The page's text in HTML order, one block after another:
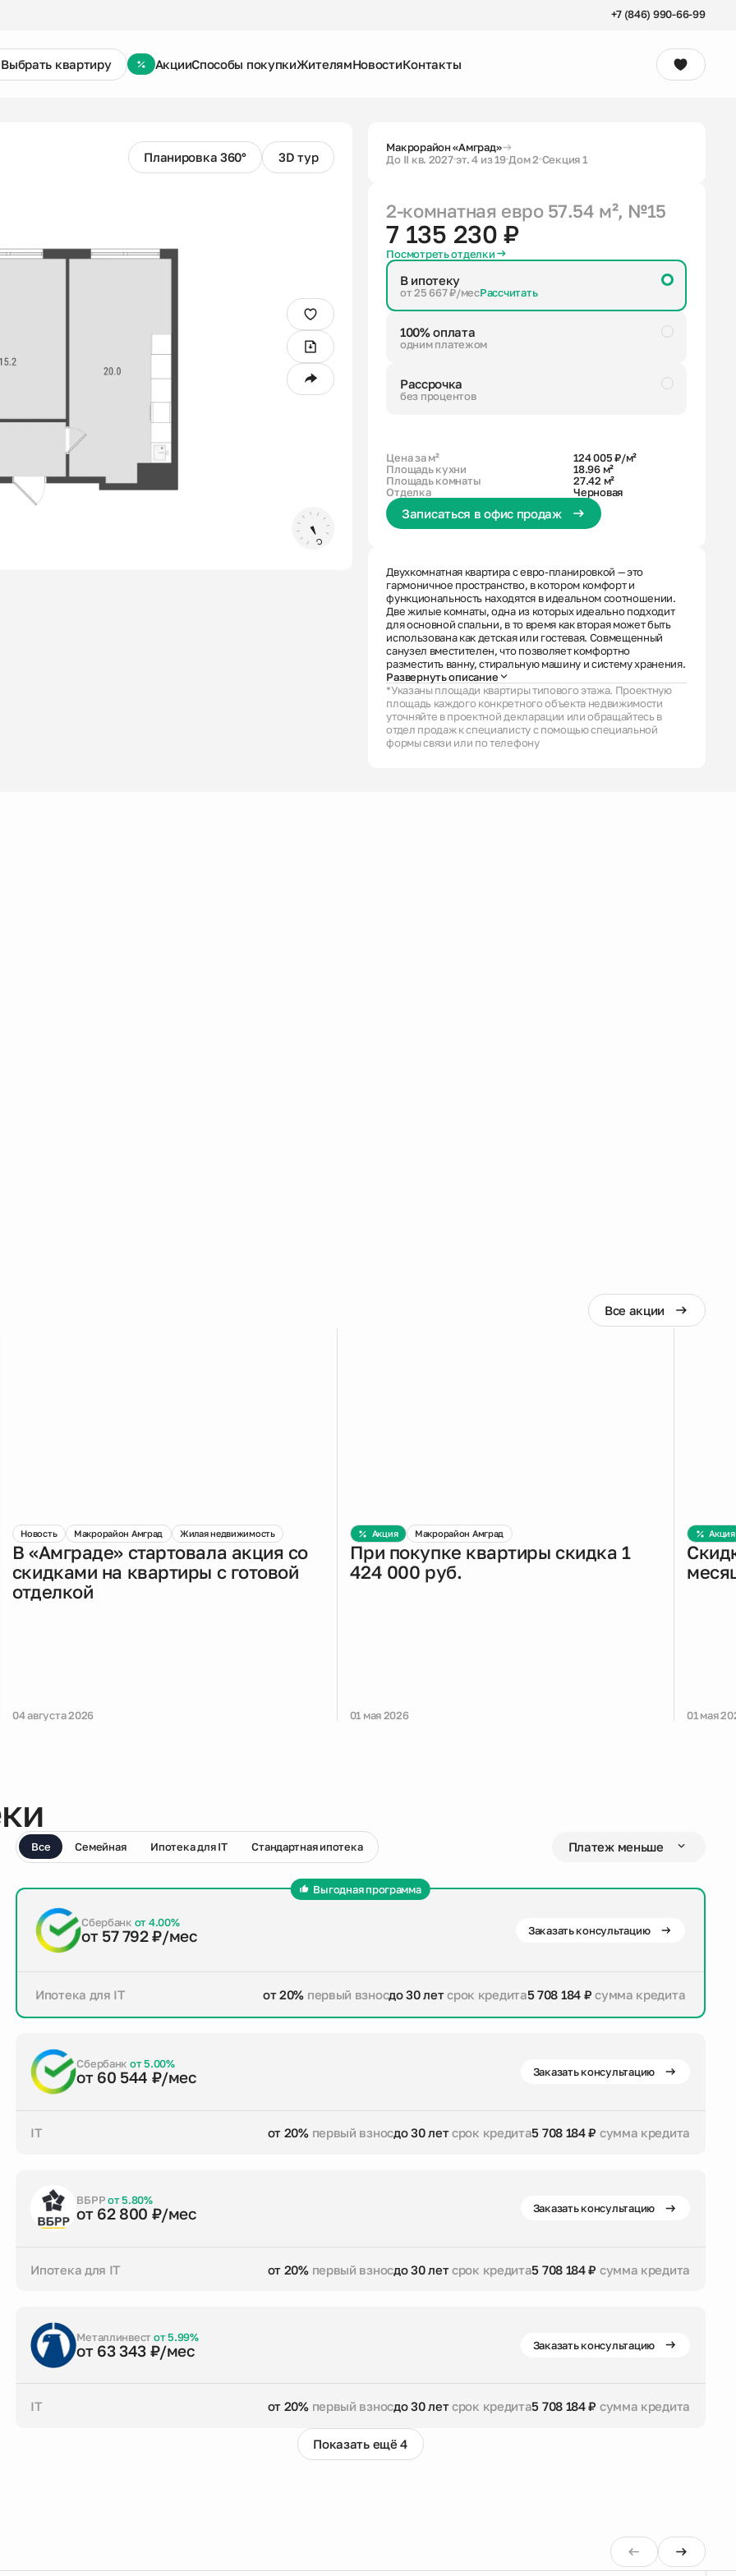
+7 (846) 990-66-99
Выбрать квартиру АкцииСпособы покупкиЖителямНовостиКонтакты
Планировка 360° 3D тур
Макрорайон «Амград»
До II кв. 2027 эт. 4 из 19 Дом 2 Секция 1
2-комнатная евро 57.54 м², №15
7 135 230 ₽
Посмотреть отделки
В ипотеку
от 25 667 ₽/месРассчитать
100% оплата
одним платежом
Рассрочка
без процентов
Цена за м²
124 005 ₽/м²
Площадь кухни
18.96 м²
Площадь комнаты
27.42 м²
Отделка
Черновая
Записаться в офис продаж
Двухкомнатная квартира с евро-планировкой — это
гармоничное пространство, в котором комфорт и
функциональность находятся в идеальном соотношении.
Две жилые комнаты, одна из которых идеально подходит
для основной спальни, в то время как вторая может быть
использована как детская или гостевая. Совмещенный
санузел вместителен, что позволяет комфортно
разместить ванну, стиральную машину и систему хранения.
Развернуть описание
*Указаны площади квартиры типового этажа. Проектную
площадь каждого конкретного объекта недвижимости
уточняйте в проектной декларации или обращайтесь в
отдел продаж к специалисту с помощью специальной
формы связи или по телефону
Все акции
Новость Макрорайон Амград Жилая недвижимость
В «Амграде» стартовала акция со
скидками на квартиры с готовой
отделкой
04 августа 2026
Акция Макрорайон Амград
При покупке квартиры скидка 1
424 000 руб.
01 мая 2026
Акция
01 мая
Все Семейная Ипотека для IT Стандартная ипотека
Выгодная программа
Сбербанк от 4.00%
от 57 792 ₽/мес Заказать консультацию
Ипотека для IT от 20% первый взносдо 30 летсрок кредита5 708 184 ₽сумма кредита
Заказать консультацию
Сбербанк от 5.00%
от 60 544 ₽/мес Заказать консультацию
IT от 20% первый взносдо 30 летсрок кредита5 708 184 ₽ сумма кредита
Заказать консультацию
ВБРРот 5.80%
от 62 800 ₽/мес Заказать консультацию
Ипотека для IT от 20% первый взносдо 30 летсрок кредита5 708 184 ₽ сумма кредита
Заказать консультацию
Металлинвест от 5.99%
от 63 343 ₽/мес Заказать консультацию
IT от 20% первый взносдо 30 летсрок кредита5 708 184 ₽ сумма кредита
до 30 летсрок кредита
Показать ещё 4